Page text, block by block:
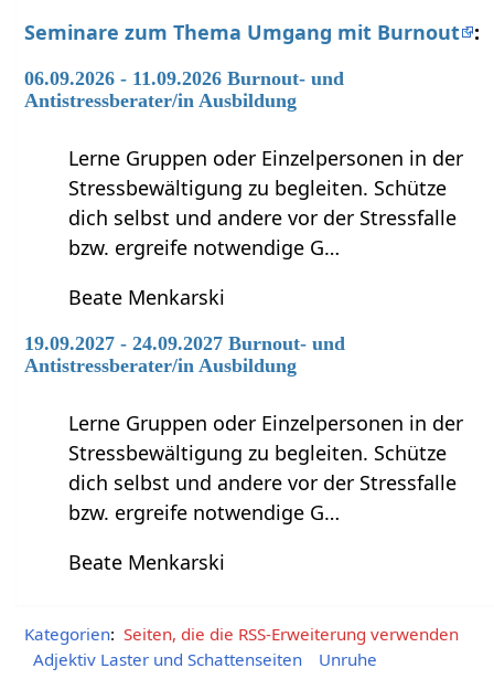
Seminare zum Thema Umgang mit Burnout :
06.09.2026 - 11.09.2026 Burnout- und
Antistressberater/in Ausbildung
Lerne Gruppen oder Einzelpersonen in der
Stressbewältigung zu begleiten. Schütze
dich selbst und andere vor der Stressfalle
bzw. ergreife notwendige G…
Beate Menkarski
19.09.2027 - 24.09.2027 Burnout- und
Antistressberater/in Ausbildung
Lerne Gruppen oder Einzelpersonen in der
Stressbewältigung zu begleiten. Schütze
dich selbst und andere vor der Stressfalle
bzw. ergreife notwendige G…
Beate Menkarski
Kategorien: Seiten, die die RSS-Erweiterung verwenden
Adjektiv Laster und Schattenseiten
Unruhe